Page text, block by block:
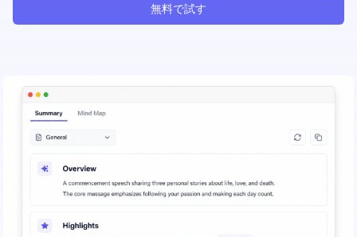
無料で試す